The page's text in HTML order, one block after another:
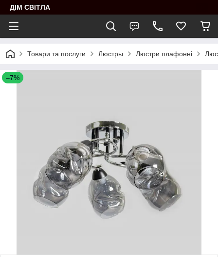
ДІМ СВІТЛА
Товари та послуги Люстры Люстри плафонні
–7%